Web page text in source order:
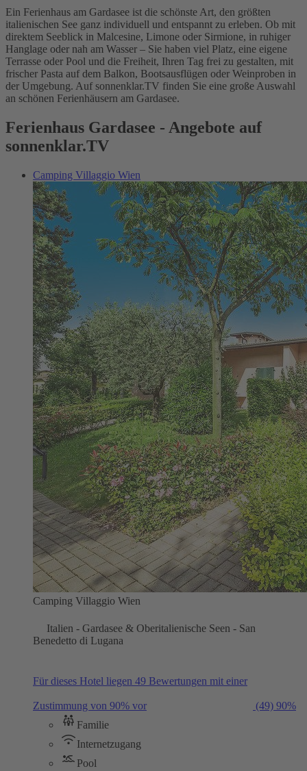
Ein Ferienhaus am Gardasee ist die schönste Art, den größten
italienischen See ganz individuell und entspannt zu erleben. Ob mit
direktem Seeblick in Malcesine, Limone oder Sirmione, in ruhiger
Hanglage oder nah am Wasser – Sie haben viel Platz, eine eigene
Terrasse oder Pool und die Freiheit, Ihren Tag frei zu gestalten, mit
frischer Pasta auf dem Balkon, Bootsausflügen oder Weinproben in
der Umgebung. Auf sonnenklar.TV finden Sie eine große Auswahl
an schönen Ferienhäusern am Gardasee.
Ferienhaus Gardasee - Angebote auf
sonnenklar.TV
Camping Villaggio Wien
Camping Villaggio Wien
Italien - Gardasee & Oberitalienische Seen - San
Benedetto di Lugana
Für dieses Hotel liegen 49 Bewertungen mit einer
Zustimmung von 90% vor (49) 90%
Familie
Internetzugang
Pool